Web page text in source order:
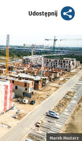
Udostępnijartykuł
Marek Maziarz